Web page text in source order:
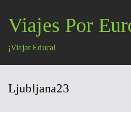
contenido
Viajes Por
¡Viajar Educa!
Ljubljana23